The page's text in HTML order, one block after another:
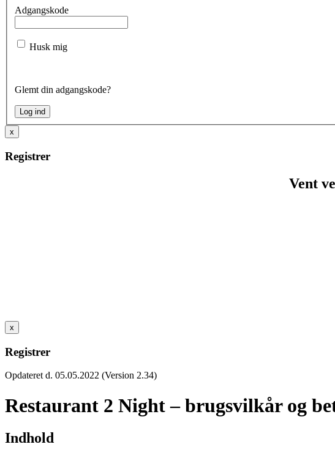
Adgangskode
Husk mig
Glemt din adgangskode?
x
Registrer
Vent
x
Registrer
Opdateret d. 05.05.2022 (Version 2.34)
Restaurant 2 Night – brugsvilkår og
Indhold